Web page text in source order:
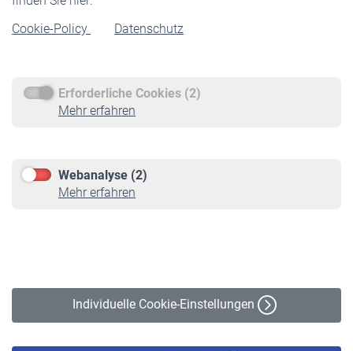
Cookie-Policy
Datenschutz
Erforderliche Cookies (2)
Mehr erfahren
Webanalyse (2)
Mehr erfahren
Individuelle Cookie-Einstellungen
Rentenbeginn
Rente beantragen
Service
Informationen
Online-Rechner
VBLnewsletter
Erklärung zur Barrierefreiheit